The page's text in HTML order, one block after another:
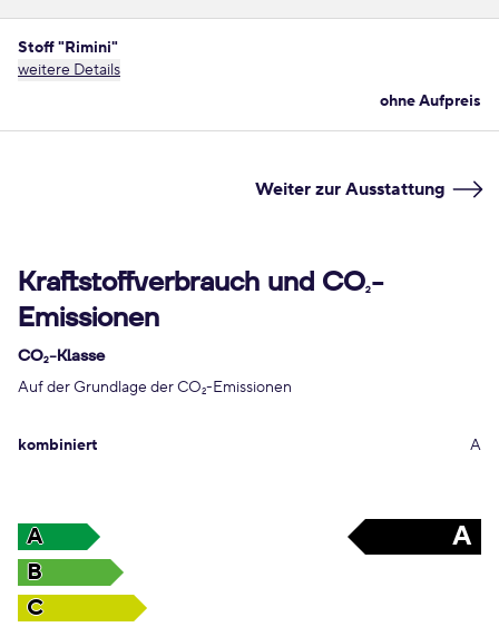
Stoff "Rimini"
weitere Details
ohne Aufpreis
Weiter zur Ausstattung
Kraftstoffverbrauch und CO2-
Emissionen
CO2-Klasse
Auf der Grundlage der CO2-Emissionen
kombiniert A
A A
B
C